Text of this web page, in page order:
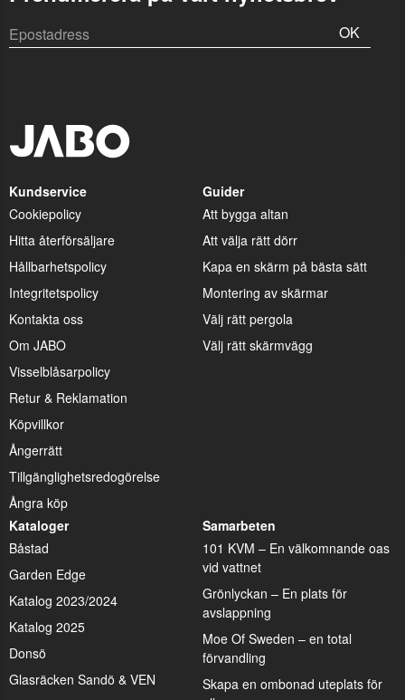
OK
Kundservice
Cookiepolicy
Hitta återförsäljare
Hållbarhetspolicy
Integritetspolicy
Kontakta oss
Om JABO
Visselblåsarpolicy
Retur & Reklamation
Köpvillkor
Ångerrätt
Tillgänglighetsredogörelse
Ångra köp
Guider
Att bygga altan
Att välja rätt dörr
Kapa en skärm på bästa sätt
Montering av skärmar
Välj rätt pergola
Välj rätt skärmvägg
Kataloger
Båstad
Garden Edge
Katalog 2023/2024
Katalog 2025
Donsö
Glasräcken Sandö & VEN
Samarbeten
101 KVM – En välkomnande oas
vid vattnet
Grönlyckan – En plats för
avslappning
Moe Of Sweden – en total
förvandling
Skapa en ombonad uteplats för